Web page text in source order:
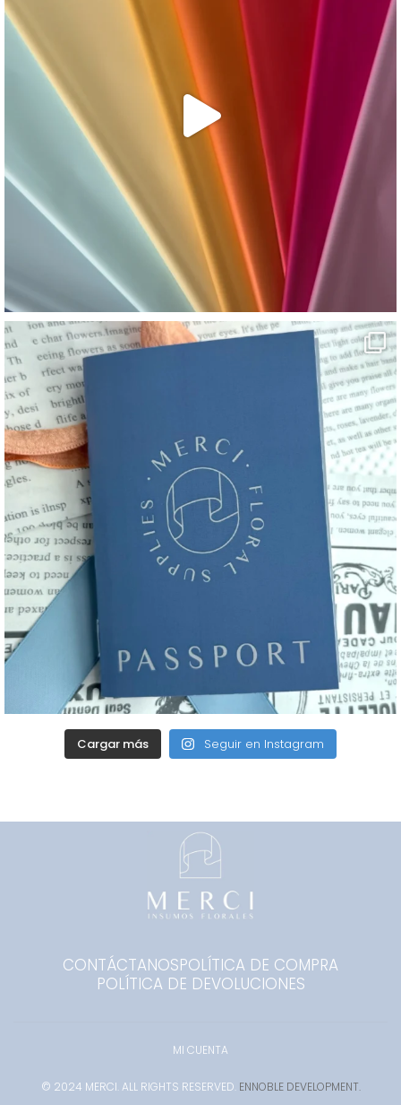
Cargar más Seguir en Instagram
CONTÁCTANOSPOLÍTICA DE COMPRA
POLÍTICA DE DEVOLUCIONES
© 2024 MERCI. ALL RIGHTS RESERVED. ENNOBLE DEVELOPMENT.
MI CUENTA